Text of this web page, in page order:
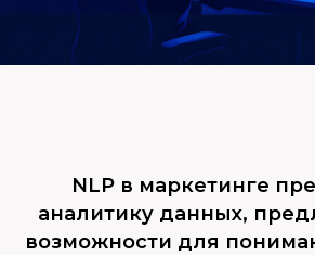
NLP в маркетинге
аналитику данных,
возможности для